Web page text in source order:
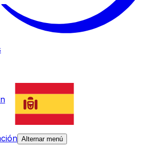
Alternar menú